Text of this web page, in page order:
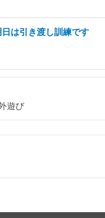
日は引き渡し訓練です
遊び